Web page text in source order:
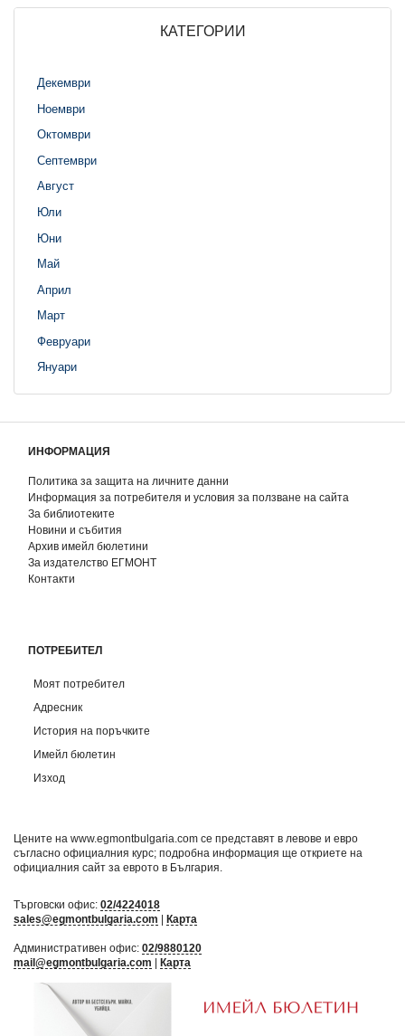
КАТЕГОРИИ
Декември
Ноември
Октомври
Септември
Август
Юли
Юни
Май
Април
Март
Февруари
Януари
ИНФОРМАЦИЯ
Политика за защита на личните данни
Информация за потребителя и условия за ползване на сайта
За библиотеките
Новини и събития
Архив имейл бюлетини
За издателство ЕГМОНТ
Контакти
ПОТРЕБИТЕЛ
Моят потребител
Адресник
История на поръчките
Имейл бюлетин
Изход
Цените на www.egmontbulgaria.com се представят в левове и евро
съгласно официалния курс; подробна информация ще откриете на
официалния сайт за еврото в България
Търговски офис: 02/4224018
sales@egmontbulgaria.com | Карта
Административен офис: 02/9880120
mail@egmontbulgaria.com | Карта